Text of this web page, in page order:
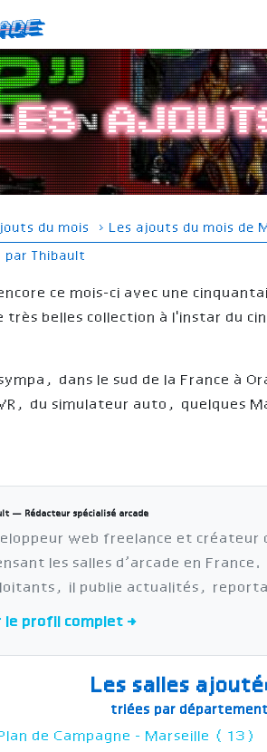
du mois › Les ajouts du mois de
par Thibault
ce mois-ci avec une
très belles collection à l'instar du
dans le sud de la France à
du simulateur auto, quelques
— Rédacteur spécialisé arcade
web freelance et
les salles d’arcade en
il publie actualités,
le profil complet →
Les salles
triées par département
de Campagne - Marseille (13)